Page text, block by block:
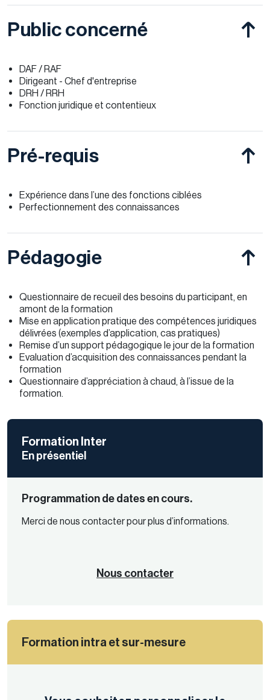
Public concerné
DAF / RAF
Dirigeant - Chef d'entreprise
DRH / RRH
Fonction juridique et contentieux
Pré-requis
Expérience dans l’une des fonctions ciblées
Perfectionnement des connaissances
Pédagogie
Questionnaire de recueil des besoins du participant, en
amont de la formation
Mise en application pratique des compétences juridiques
délivrées (exemples d’application, cas pratiques)
Remise d’un support pédagogique le jour de la formation
Evaluation d’acquisition des connaissances pendant la
formation
Questionnaire d’appréciation à chaud, à l’issue de la
formation.
Formation Inter
En présentiel
Programmation de dates en cours.
Merci de nous contacter pour plus d’informations.
Nous contacter
Formation intra et sur-mesure